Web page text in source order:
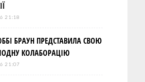
21:18
БРАУН ПРЕДСТАВИЛА СВОЮ
КОЛАБОРАЦІЮ
21:07